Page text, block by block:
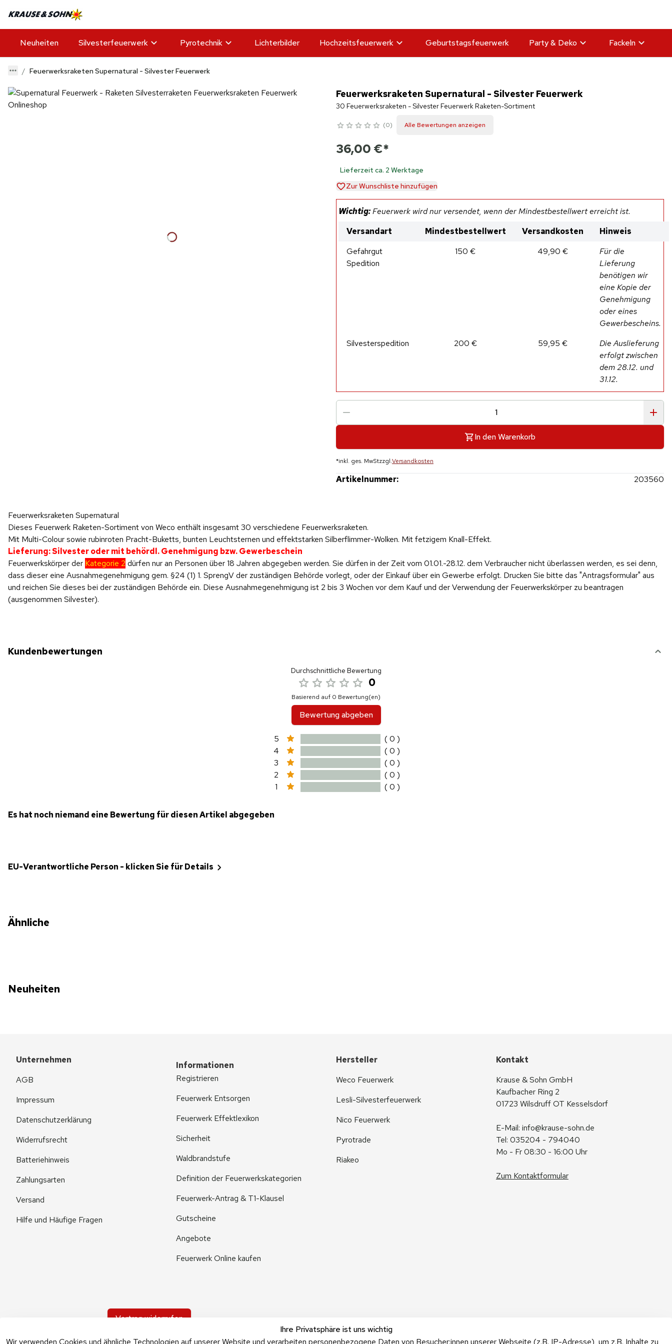
Neuheiten Silvesterfeuerwerk Pyrotechnik Lichterbilder Hochzeitsfeuerwerk Geburtstagsfeuerwerk Party & Deko Fackeln
Feuerwerksraketen Supernatural - Silvester Feuerwerk
Feuerwerksraketen Supernatural - Silvester Feuerwerk
30 Feuerwerksraketen - Silvester Feuerwerk Raketen-Sortiment
0 Alle Bewertungen anzeigen
36,00 €*
Lieferzeit ca. 2 Werktage
Zur Wunschliste hinzufügen
Wichtig:Feuerwerk wird nur versendet, wenn der Mindestbestellwert erreicht ist.
Versandart
Mindestbestellwert Versandkosten
Hinweis
Gefahrgut
Spedition
150 € 49,90 €
Für die
Lieferung
benötigen wir
eine Kopie der
Genehmigung
oder eines
Gewerbescheins.
Silvesterspedition
200 € 59,95 €
Die Auslieferung
erfolgt zwischen
dem 28.12. und
31.12.
In den Warenkorb
*inkl. ges. MwStzzgl.Versandkosten
Artikelnummer: 203560
Produktvideo
Feuerwerksraketen Supernatural
Dieses Feuerwerk Raketen-Sortiment von Weco enthält insgesamt 30 verschiedene Feuerwerksraketen.
Mit Multi-Colour sowie rubinroten Pracht-Buketts, bunten Leuchtsternen und effektstarken Silberflimmer-Wolken. Mit fetzigem Knall-Effekt.
Lieferung: Silvester oder mit behördl. Genehmigung bzw. Gewerbeschein
Feuerwerkskörper der Kategorie 2 dürfen nur an Personen über 18 Jahren abgegeben werden. Sie dürfen in der Zeit vom 01.01.-28.12. dem Verbraucher nicht überlassen werden, es sei denn,
dass dieser eine Ausnahmegenehmigung gem. §24 (1) 1. SprengV der zuständigen Behörde vorlegt, oder der Einkauf über ein Gewerbe erfolgt. Drucken Sie bitte das "Antragsformular" aus
und reichen Sie dieses bei der zuständigen Behörde ein. Diese Ausnahmegenehmigung ist 2 bis 3 Wochen vor dem Kauf und der Verwendung der Feuerwerkskörper zu beantragen
(ausgenommen Silvester).
Kundenbewertungen
Durchschnittliche Bewertung
0
Basierend auf 0 Bewertung(en)
Bewertung abgeben
5
( 0 )
4
( 0 )
3
( 0 )
2
( 0 )
1
( 0 )
Es hat noch niemand eine Bewertung für diesen Artikel abgegeben
EU-Verantwortliche Person - klicken Sie für Details
Ähnliche
Neuheiten
Ihre Privatsphäre ist uns wichtig
Wir verwenden Cookies und ähnliche Technologien auf unserer Website und verarbeiten personenbezogene Daten von Besucher:innen unserer Webseite (z.B. IP-Adresse), um z.B. Inhalte zu
Unternehmen
AGB
Impressum
Datenschutzerklärung
Widerrufsrecht
Batteriehinweis
Zahlungsarten
Versand
Hilfe und Häufige Fragen
Informationen
Registrieren
Feuerwerk Entsorgen
Feuerwerk Effektlexikon
Sicherheit
Waldbrandstufe
Definition der Feuerwerkskategorien
Feuerwerk-Antrag & T1-Klausel
Gutscheine
Angebote
Feuerwerk Online kaufen
Hersteller
Weco Feuerwerk
Lesli-Silvesterfeuerwerk
Nico Feuerwerk
Pyrotrade
Riakeo
Kontakt
Krause & Sohn GmbH
Kaufbacher Ring 2
01723 Wilsdruff OT Kesselsdorf
E-Mail: info@krause-sohn.de
Tel: 035204 - 794040
Mo - Fr 08:30 - 16:00 Uhr
Zum Kontaktformular
Vertrag widerrufen